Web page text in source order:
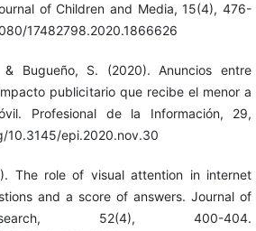
of Children and Media, 15(4), 476-
17482798.2020.1866626
Bugueño, S. (2020). Anuncios entre
publicitario que recibe el menor a
Profesional de la Información, 29,
epi.2020.nov.30
The role of visual attention in internet
and a score of answers. Journal of
52(4), 400-404.